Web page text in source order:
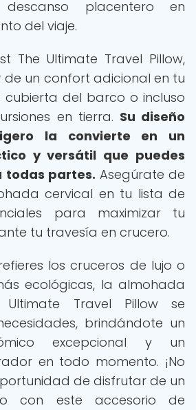
placentero en
del viaje.
The Ultimate Travel Pillow,
un confort adicional en tu
del barco o incluso
en tierra. Su diseño
la convierte en un
y versátil que puedes
todas partes. Asegúrate de
cervical en tu lista de
para maximizar tu
tu travesía en crucero.
los cruceros de lujo o
ecológicas, la almohada
Ultimate Travel Pillow se
brindándote un
excepcional y un
en todo momento. ¡No
de disfrutar de un
con este accesorio de